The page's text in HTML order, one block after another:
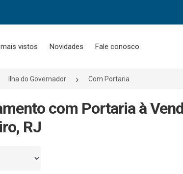
vistos Novidades Fale conosco
Ilha do Governador Com Portaria
com Portaria à
RJ